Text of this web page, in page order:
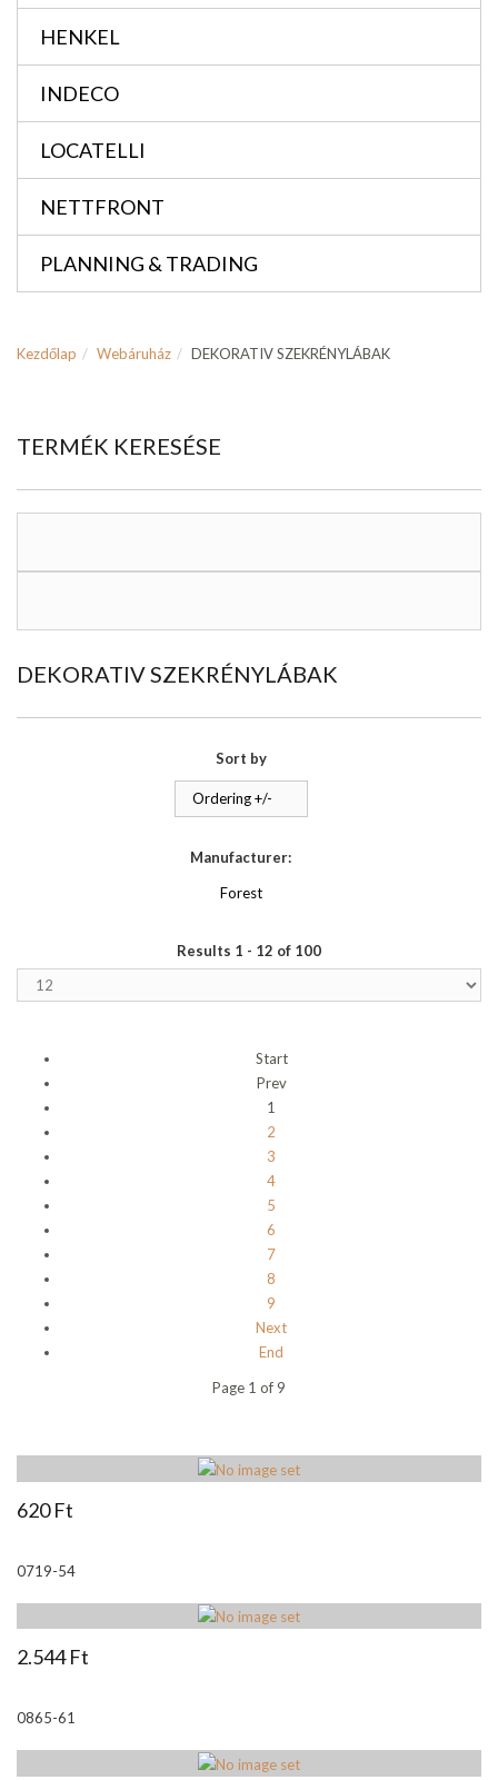
HENKEL
INDECO
LOCATELLI
NETTFRONT
PLANNING & TRADING
Kezdőlap Webáruház DEKORATIV SZEKRÉNYLÁBAK
TERMÉK KERESÉSE
DEKORATIV SZEKRÉNYLÁBAK
Sort by
Ordering +/-
Manufacturer:
Forest
Results 1 - 12 of 100
Start
Prev
1
2
3
4
5
6
7
8
9
Next
End
Page 1 of 9
620 Ft
0719-54
2.544 Ft
0865-61